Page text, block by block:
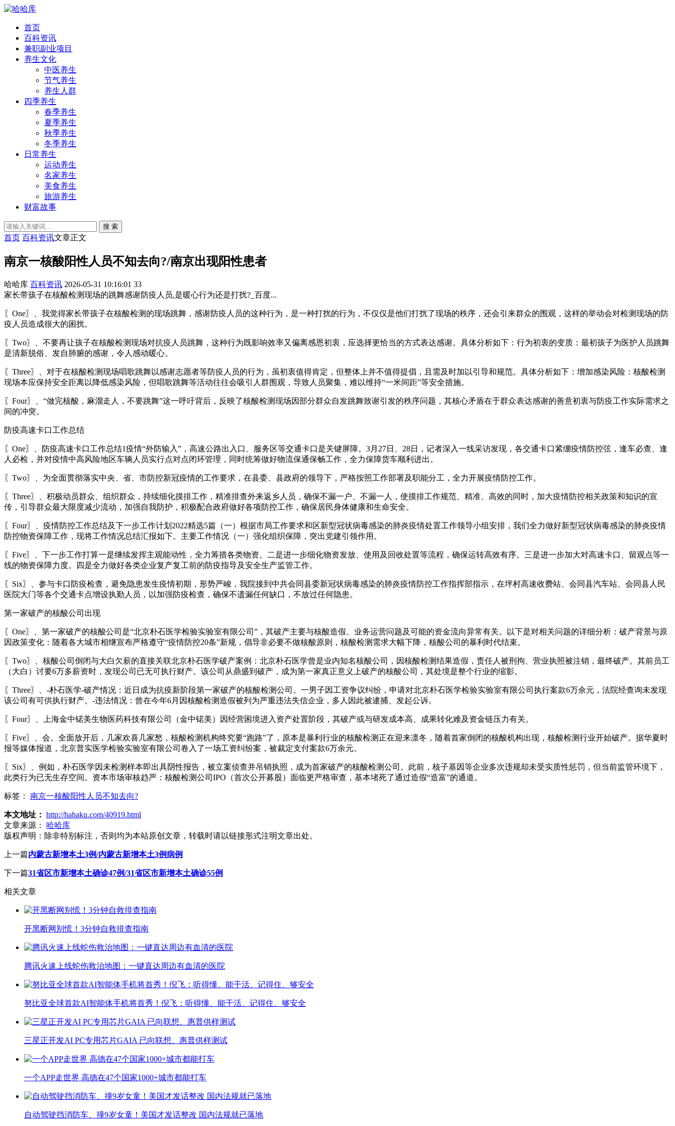
首页
百科资讯
兼职副业项目
养生文化
中医养生
节气养生
养生人群
四季养生
春季养生
夏季养生
秋季养生
冬季养生
日常养生
运动养生
名家养生
美食养生
旅游养生
财富故事
搜 索
首页 百科资讯文章正文
南京一核酸阳性人员不知去向?/南京出现阳性患者
哈哈库 百科资讯 2026-05-31 10:16:01 33
家长带孩子在核酸检测现场的跳舞感谢防疫人员,是暖心行为还是打扰?_百度...
〖One〗、我觉得家长带孩子在核酸检测的现场跳舞，感谢防疫人员的这种行为，是一种打扰的行为，不仅仅是他们打扰了现场的秩序，还会引来群众的围观，这样的举动会对检测现场的防
疫人员造成很大的困扰。
〖Two〗、不要再让孩子在核酸检测现场对抗疫人员跳舞，这种行为既影响效率又偏离感恩初衷，应选择更恰当的方式表达感谢。具体分析如下：行为初衷的变质：最初孩子为医护人员跳舞
是清新脱俗、发自肺腑的感谢，令人感动暖心。
〖Three〗、对于在核酸检测现场唱歌跳舞以感谢志愿者等防疫人员的行为，虽初衷值得肯定，但整体上并不值得提倡，且需及时加以引导和规范。具体分析如下：增加感染风险：核酸检测
现场本应保持安全距离以降低感染风险，但唱歌跳舞等活动往往会吸引人群围观，导致人员聚集，难以维持“一米间距”等安全措施。
〖Four〗、“做完核酸，麻溜走人，不要跳舞”这一呼吁背后，反映了核酸检测现场因部分群众自发跳舞致谢引发的秩序问题，其核心矛盾在于群众表达感谢的善意初衷与防疫工作实际需求之
间的冲突。
防疫高速卡口工作总结
〖One〗、防疫高速卡口工作总结1疫情“外防输入”，高速公路出入口、服务区等交通卡口是关键屏障。3月27日、28日，记者深入一线采访发现，各交通卡口紧绷疫情防控弦，逢车必查、逢
人必检，并对疫情中高风险地区车辆人员实行点对点闭环管理，同时统筹做好物流保通保畅工作，全力保障货车顺利进出。
〖Two〗、为全面贯彻落实中央、省、市防控新冠疫情的工作要求，在县委、县政府的领导下，严格按照工作部署及职能分工，全力开展疫情防控工作。
〖Three〗、积极动员群众、组织群众，持续细化摸排工作，精准排查外来返乡人员，确保不漏一户、不漏一人，使摸排工作规范、精准、高效的同时，加大疫情防控相关政策和知识的宣
传，引导群众最大限度减少流动，加强自我防护，积极配合政府做好各项防控工作，确保居民身体健康和生命安全。
〖Four〗、疫情防控工作总结及下一步工作计划2022精选5篇（一）根据市局工作要求和区新型冠状病毒感染的肺炎疫情处置工作领导小组安排，我们全力做好新型冠状病毒感染的肺炎疫情
防控物资保障工作，现将工作情况总结汇报如下。主要工作情况（一）强化组织保障，突出党建引领作用。
〖Five〗、下一步工作打算一是继续发挥主观能动性，全力筹措各类物资。二是进一步细化物资发放、使用及回收处置等流程，确保运转高效有序。三是进一步加大对高速卡口、留观点等一
线的物资保障力度。四是全力做好各类企业复产复工前的防疫指导及安全生产监管工作。
〖Six〗、参与卡口防疫检查，避免隐患发生疫情初期，形势严峻，我院接到中共会同县委新冠状病毒感染的肺炎疫情防控工作指挥部指示，在坪村高速收费站、会同县汽车站、会同县人民
医院大门等各个交通卡点增设执勤人员，以加强防疫检查，确保不遗漏任何缺口，不放过任何隐患。
第一家破产的核酸公司出现
〖One〗、第一家破产的核酸公司是“北京朴石医学检验实验室有限公司”，其破产主要与核酸造假、业务运营问题及可能的资金流向异常有关。以下是对相关问题的详细分析：破产背景与原
因政策变化：随着各大城市相继宣布严格遵守“疫情防控20条”新规，倡导非必要不做核酸原则，核酸检测需求大幅下降，核酸公司的暴利时代结束。
〖Two〗、核酸公司倒闭与大白欠薪的直接关联北京朴石医学破产案例：北京朴石医学曾是业内知名核酸公司，因核酸检测结果造假，责任人被刑拘、营业执照被注销，最终破产。其前员工
（大白）讨要6万多薪资时，发现公司已无可执行财产。该公司从鼎盛到破产，成为第一家真正意义上破产的核酸公司，其处境是整个行业的缩影。
〖Three〗、-朴石医学-破产情况：近日成为抗疫新阶段第一家破产的核酸检测公司。一男子因工资争议纠纷，申请对北京朴石医学检验实验室有限公司执行案款6万余元，法院经查询未发现
该公司有可供执行财产。-违法情况：曾在今年6月因核酸检测造假被列为严重违法失信企业，多人因此被逮捕、发起公诉。
〖Four〗、上海金中锘美生物医药科技有限公司（金中锘美）因经营困境进入资产处置阶段，其破产或与研发成本高、成果转化难及资金链压力有关。
〖Five〗、会。全面放开后，几家欢喜几家愁，核酸检测机构终究要“跑路”了，原本是暴利行业的核酸检测正在迎来凛冬，随着首家倒闭的核酸机构出现，核酸检测行业开始破产。据华夏时
报等媒体报道，北京普实医学检验实验室有限公司卷入了一场工资纠纷案，被裁定支付案款6万余元。
〖Six〗、例如，朴石医学因未检测样本即出具阴性报告，被立案侦查并吊销执照，成为首家破产的核酸检测公司。此前，核子基因等企业多次违规却未受实质性惩罚，但当前监管环境下，
此类行为已无生存空间。资本市场审核趋严：核酸检测公司IPO（首次公开募股）面临更严格审查，基本堵死了通过造假“造富”的通道。
标签： 南京一核酸阳性人员不知去向?
本文地址： http://hahaku.com/40919.html
文章来源：
哈哈库
版权声明： 除非特别标注，否则均为本站原创文章，转载时请以链接形式注明文章出处。
上一篇内蒙古新增本土3例/内蒙古新增本土3例病例
下一篇31省区市新增本土确诊47例/31省区市新增本土确诊55例
相关文章
开黑断网别慌！3分钟自救排查指南
腾讯火速上线蛇伤救治地图：一键直达周边有血清的医院
努比亚全球首款AI智能体手机将首秀！倪飞：听得懂、能干活、记得住、够安全
三星正开发AI PC专用芯片GAIA 已向联想、惠普供样测试
一个APP走世界 高德在47个国家1000+城市都能打车
自动驾驶挡消防车、撞9岁女童！美国才发话整改 国内法规就已落地